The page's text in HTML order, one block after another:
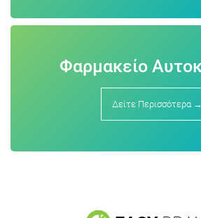
Φαρμακείο
Δείτε Περισσότερα →